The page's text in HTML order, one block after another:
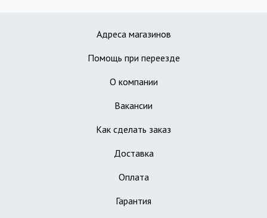
Адреса магазинов
Помощь при переезде
О компании
Вакансии
Как сделать заказ
Доставка
Оплата
Гарантия